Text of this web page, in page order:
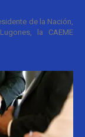
de la Nación,
la CAEME